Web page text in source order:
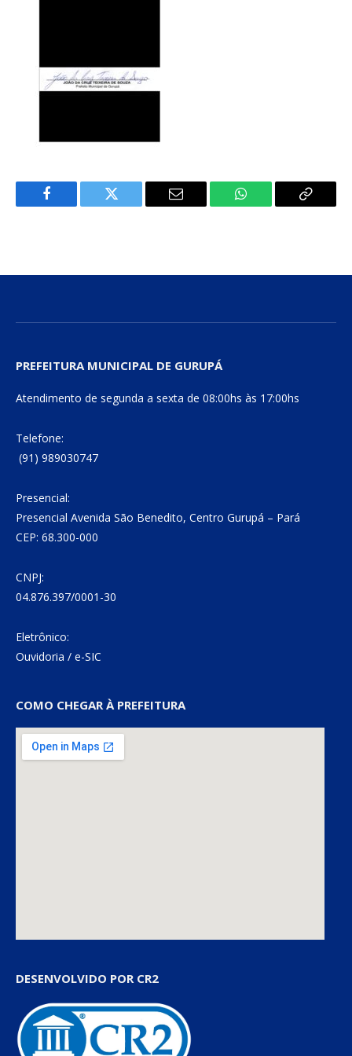
Facebook Twitter
E-
WhatsApp Copiar
PREFEITURA MUNICIPAL DE GURUPÁ
Atendimento de segunda a sexta de 08:00hs às 17:00hs
Telefone:
(91) 989030747
Presencial:
Presencial Avenida São Benedito, Centro Gurupá – Pará
CEP: 68.300-000
CNPJ:
04.876.397/0001-30
Eletrônico:
Ouvidoria / e-SIC
COMO CHEGAR À PREFEITURA
DESENVOLVIDO POR CR2